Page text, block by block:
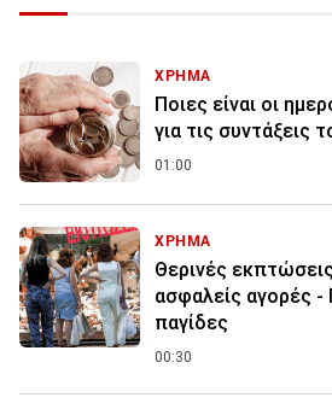
ΧΡΗΜΑ
Ποιες είναι οι
για τις συντάξεις
01:00
ΧΡΗΜΑ
Θερινές
ασφαλείς αγορές -
παγίδες
00:30